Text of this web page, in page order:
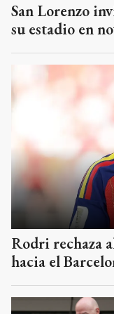
San Lorenzo
su estadio en
Rodri rechaza
hacia el